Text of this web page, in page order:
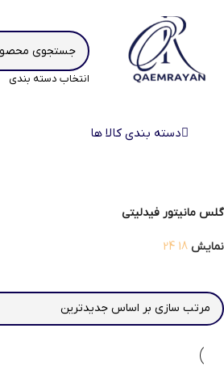
انتخاب دسته بندی
دسته بندی کالا ها
گلس مانیتور فیدلیتی
نمایش 18
24